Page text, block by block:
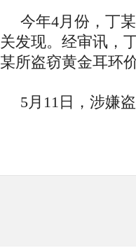
今年4月份，丁
关发现。经审讯，
某所盗窃黄金耳环
5月11日，涉嫌